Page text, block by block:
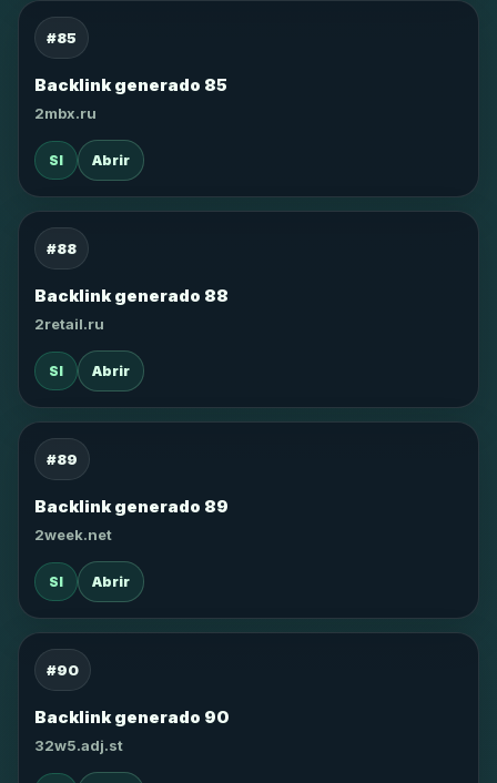
#85
Backlink generado 85
2mbx.ru
SI Abrir
#88
Backlink generado 88
2retail.ru
SI Abrir
#89
Backlink generado 89
2week.net
SI Abrir
#90
Backlink generado 90
32w5.adj.st